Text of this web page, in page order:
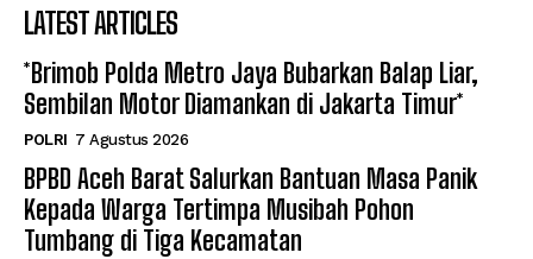
LATEST ARTICLES
*Brimob Polda Metro Jaya Bubarkan Balap Liar,
Sembilan Motor Diamankan di Jakarta Timur*
POLRI 7 Agustus 2026
BPBD Aceh Barat Salurkan Bantuan Masa Panik
Kepada Warga Tertimpa Musibah Pohon
Tumbang di Tiga Kecamatan